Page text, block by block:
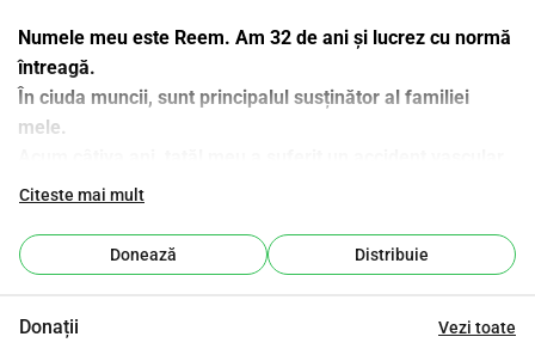
Numele meu este Reem. Am 32 de ani și lucrez cu normă
întreagă.
În ciuda muncii, sunt principalul susținător al familiei
mele.
cerebral care l-a lăsat incapabil să lucreze. De atunci,
mici a căzut asupra mea. Fac asta cu dragoste, dar nu
este ușor.
noastră nu deține deloc o mașină nici măcar tatăl meu.
Citeste mai mult
Donează Distribuie
Donații Vezi toate